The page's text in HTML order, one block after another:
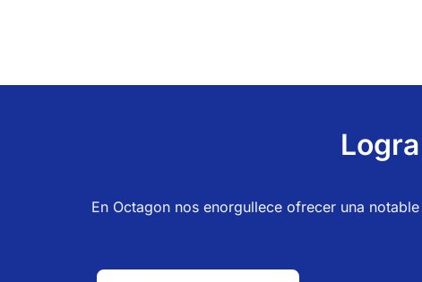
En Octagon nos enorgullece ofrecer una